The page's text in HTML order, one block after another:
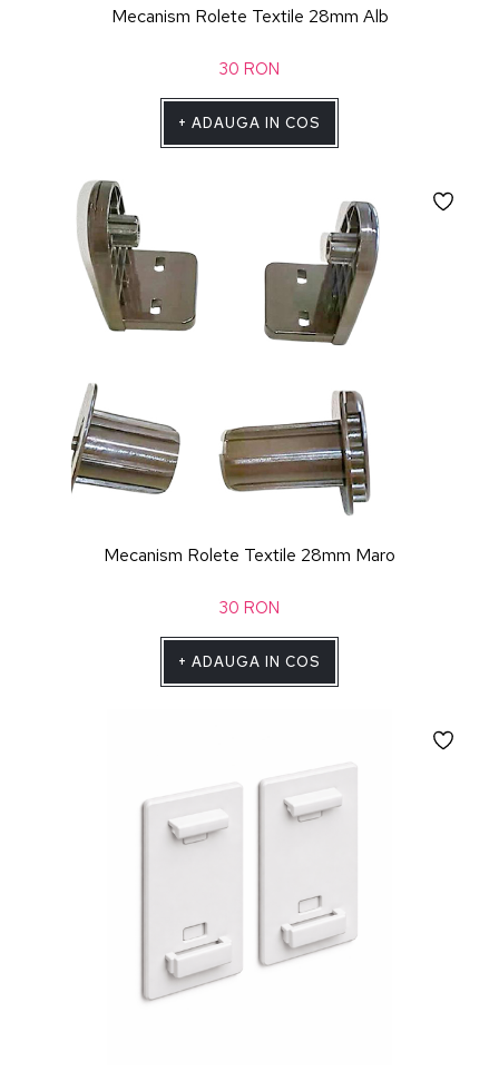
Mecanism Rolete Textile 28mm Alb
30 RON
+ ADAUGA IN COS
Mecanism Rolete Textile 28mm Maro
30 RON
+ ADAUGA IN COS